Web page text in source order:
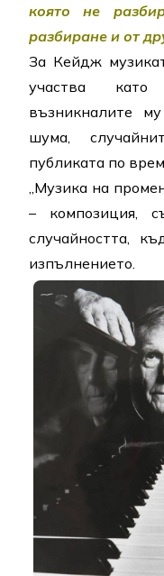
която не
разбиране и от
За Кейдж
участва
възникналите
шума,
публиката по
„Музика на
– композиция,
случайността,
изпълнението.